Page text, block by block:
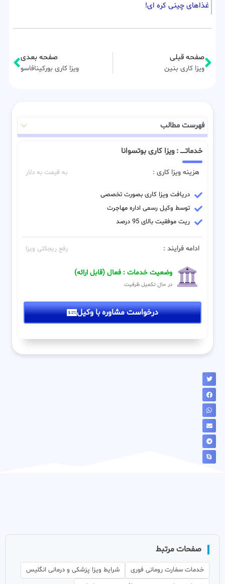
غذاهای چینی کره ای!
صفحه قبلی
ویزا کاری بنین
صفحه بعدی
ویزا کاری بورکینافاسو
فهرست مطالب
خدماتـــــ : ویزا کاری بوتسوانا
هزینه ویزا کاری : به قیمت به دلار
دریافت ویزا کاری بصورت تخصصی
توسط وکیل رسمی اداره مهاجرت
ریت موفقیت بالای 95 درصد
ادامه فرایند : رفع ریجکتی ویزا
وضعیت خدمات : فعال (قابل ارائه)
در حال تکمیل ظرفیت
درخواست مشاوره با وکیل
صفحات مرتبط
خدمات سفارت رومانی فوری
شرایط ویزا پزشکی و درمانی انگلیس